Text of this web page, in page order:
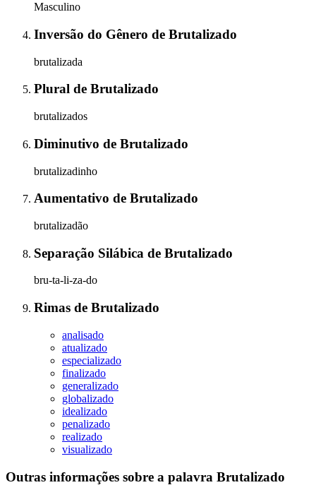
Masculino
Inversão do Gênero de Brutalizado
brutalizada
Plural de Brutalizado
brutalizados
Diminutivo de Brutalizado
brutalizadinho
Aumentativo de Brutalizado
brutalizadão
Separação Silábica de Brutalizado
bru-ta-li-za-do
Rimas de Brutalizado
analisado
atualizado
especializado
finalizado
generalizado
globalizado
idealizado
penalizado
realizado
visualizado
Outras informações sobre a palavra Brutalizado